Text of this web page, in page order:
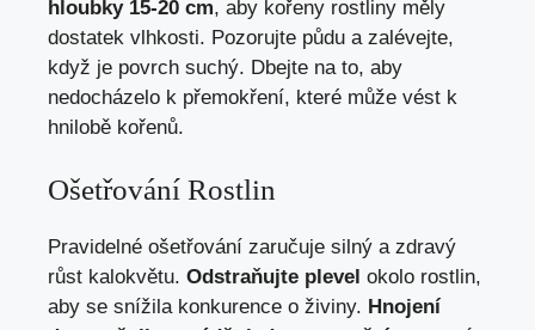
hloubky 15-20 cm, aby kořeny rostliny měly
dostatek vlhkosti. Pozorujte půdu a zalévejte,
když je povrch suchý. Dbejte na to, aby
nedocházelo k přemokření, které může vést k
hnilobě kořenů.
Ošetřování Rostlin
Pravidelné ošetřování zaručuje silný a zdravý
růst kalokvětu. Odstraňujte plevel okolo rostlin,
aby se snížila konkurence o živiny. Hnojení